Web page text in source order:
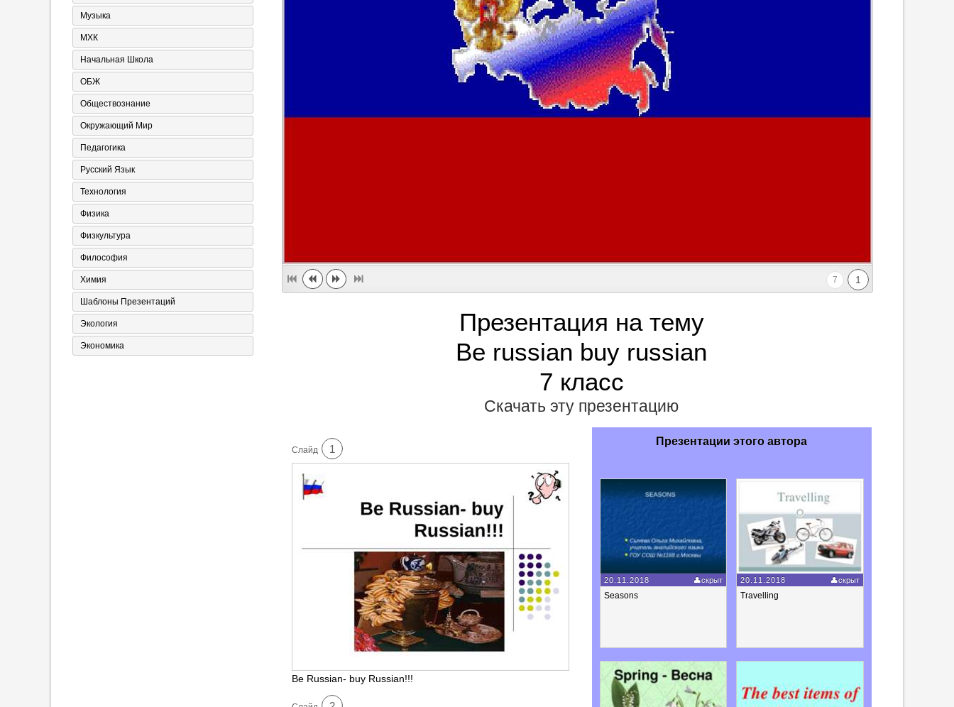
Музыка
МХК
Начальная Школа
ОБЖ
Обществознание
Окружающий Мир
Педагогика
Русский Язык
Технология
Физика
Физкультура
Философия
Химия
Шаблоны Презентаций
Экология
Экономика
1
7
Презентация на тему
Be russian buy russian
7 класс
Скачать эту презентацию
Cлайд 1
Be Russian- buy Russian!!!
Презентации этого автора
20.11.2018 скрыт
Seasons
20.11.2018 скрыт
Travelling